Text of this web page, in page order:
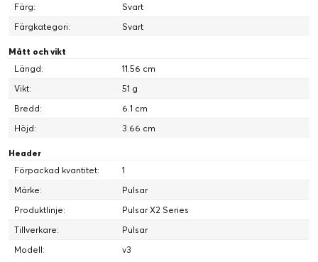
FLAGGSKEPPSSENSOR
UPP TILL 8K POLLING RATE
Färg:
Svart
Färgkategori:
Svart
Mått och vikt
Längd:
11.56 cm
Vikt:
51 g
Bredd:
6.1 cm
Höjd:
3.66 cm
Header
Förpackad kvantitet:
1
Märke:
Pulsar
Produktlinje:
Pulsar X2 Series
Tillverkare:
Pulsar
Modell:
v3